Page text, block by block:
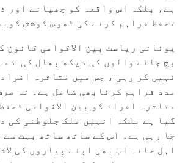
ہے، بلکہ اس واقعہ کو چھپانے اور
تحفظ فراہم کرنے کی ٹھوس کوشش
یونانی ریاست بین الاقوامی قانون
بچ جانے والوں کی دیکھ بھال کی
نہیں کر رہی ، جس میں متاثرہ
مدد فراہم کرنابھی شامل ہے۔ نہ
متاثرہ افراد کو بین الاقوامی
گیا ہے بلکہ انہیں ملک جلوطنی کی
جا رہی ہے۔ اس کے ساتھ ساتھ بہت سے
اہل خانہ اب بھی اپنے پیاروں کی